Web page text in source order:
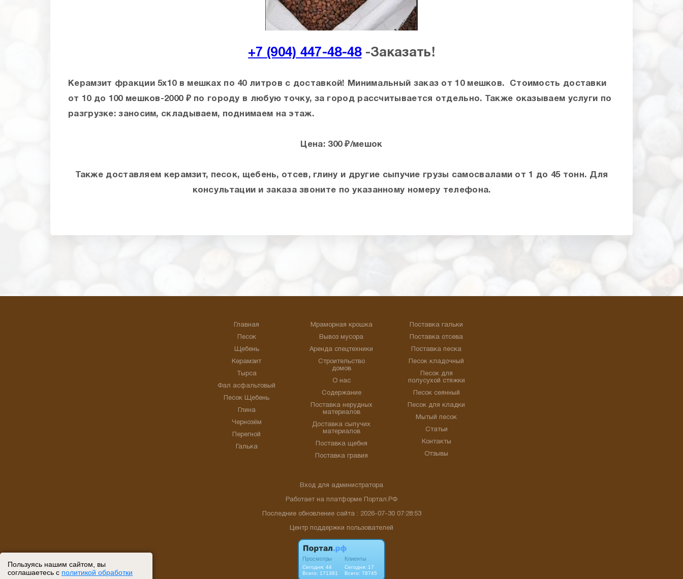
Пользуясь нашим сайтом, вы
соглашаетесь с политикой обработки
+7 (904) 447-48-48-Заказать!
Керамзит фракции 5х10 в мешках по 40 литров с доставкой! Минимальный заказ от 10 мешков. Стоимость доставки
от 10 до 100 мешков-2000 ₽ по городу в любую точку, за город рассчитывается отдельно. Также оказываем услуги по
разгрузке: заносим, складываем, поднимаем на этаж.
Цена: 300 ₽/мешок
Также доставляем керамзит, песок, щебень, отсев, глину и другие сыпучие грузы самосвалами от 1 до 45 тонн. Для
консультации и заказа звоните по указанному номеру телефона.
Главная
Песок
Щебень
Керамзит
Тырса
Фал асфальтовый
Песок Щебень
Глина
Чернозём
Перегной
Галька
Мраморная крошка
Вывоз мусора
Аренда спецтехники
Строительство
домов
О нас
Содержание
Поставка нерудных
материалов
Доставка сыпучих
материалов
Поставка щебня
Поставка гравия
Поставка гальки
Поставка отсева
Поставка песка
Песок кладочный
Песок для
полусухой стяжки
Песок сеянный
Песок для кладки
Мытый песок
Статьи
Контакты
Отзывы
Вход для администратора
Работает на платформе Портал.РФ
Последние обновление сайта : 2026-07-30 07:28:53
Центр поддержки пользователей